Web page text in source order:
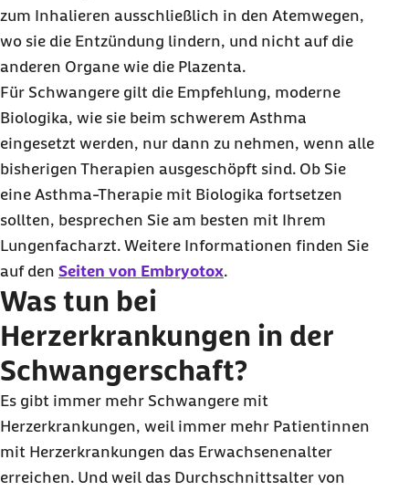
zum Inhalieren ausschließlich in den Atemwegen,
wo sie die Entzündung lindern, und nicht auf die
anderen Organe wie die Plazenta.
Für Schwangere gilt die Empfehlung, moderne
Biologika, wie sie beim schwerem Asthma
eingesetzt werden, nur dann zu nehmen, wenn alle
bisherigen Therapien ausgeschöpft sind. Ob Sie
eine Asthma-Therapie mit Biologika fortsetzen
sollten, besprechen Sie am besten mit Ihrem
Lungenfacharzt. Weitere Informationen finden Sie
auf den Seiten von Embryotox.
Was tun bei
Herzerkrankungen in der
Schwangerschaft?
Es gibt immer mehr Schwangere mit
Herzerkrankungen, weil immer mehr Patientinnen
mit Herzerkrankungen das Erwachsenenalter
erreichen. Und weil das Durchschnittsalter von